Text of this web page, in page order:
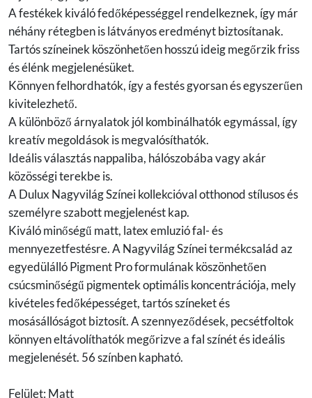
A festékek kiváló fedőképességgel rendelkeznek, így már
néhány rétegben is látványos eredményt biztosítanak.
Tartós színeinek köszönhetően hosszú ideig megőrzik friss
és élénk megjelenésüket.
Könnyen felhordhatók, így a festés gyorsan és egyszerűen
kivitelezhető.
A különböző árnyalatok jól kombinálhatók egymással, így
kreatív megoldások is megvalósíthatók.
Ideális választás nappaliba, hálószobába vagy akár
közösségi terekbe is.
A Dulux Nagyvilág Színei kollekcióval otthonod stílusos és
személyre szabott megjelenést kap.
Kiváló minőségű matt, latex emluzió fal- és
mennyezetfestésre. A Nagyvilág Színei termékcsalád az
egyedülálló Pigment Pro formulának köszönhetően
csúcsminőségű pigmentek optimális koncentrációja, mely
kivételes fedőképességet, tartós színeket és
mosásállóságot biztosít. A szennyeződések, pecsétfoltok
könnyen eltávolíthatók megőrizve a fal színét és ideális
megjelenését. 56 színben kapható.
Felület: Matt